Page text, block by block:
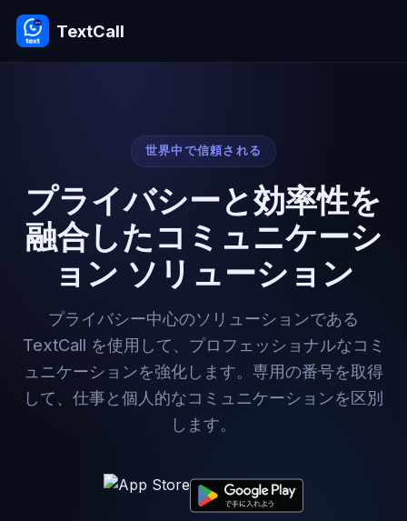
TextCall
世界中で信頼される
プライバシーと効率性を
融合したコミュニケーシ
ョン ソリューション
プライバシー中心のソリューションである
TextCall を使用して、プロフェッショナルなコミ
ュニケーションを強化します。専用の番号を取得
して、仕事と個人的なコミュニケーションを区別
します。